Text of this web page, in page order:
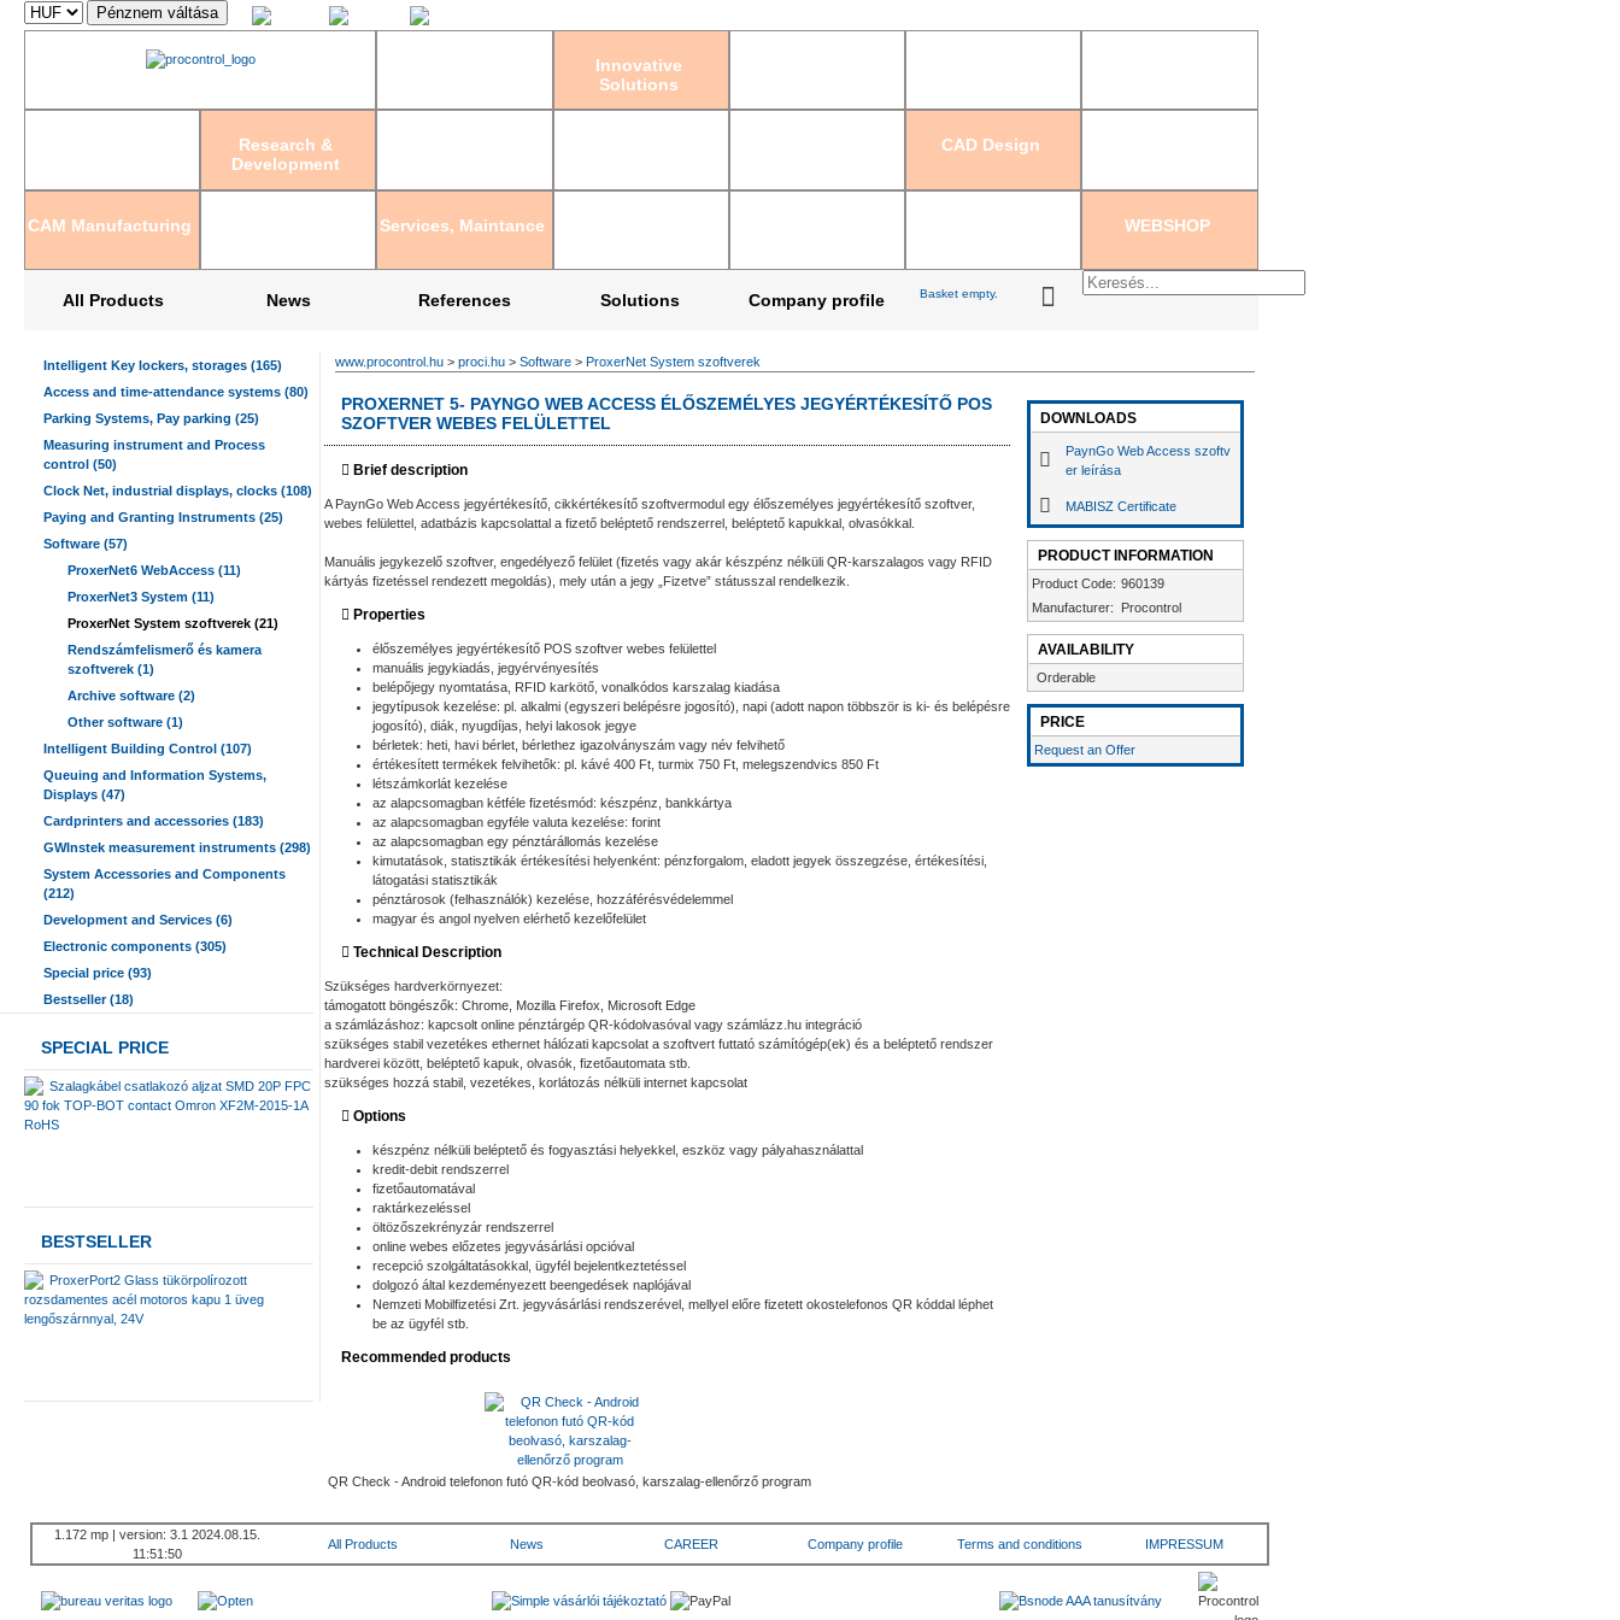
Innovative
Solutions
Research &
Development
CAD Design
CAM Manufacturing Services, Maintance WEBSHOP
All Products News References Solutions Company profile Basket empty.
Intelligent Key lockers, storages (165)
Access and time-attendance systems (80)
Parking Systems, Pay parking (25)
Measuring instrument and Process
control (50)
Clock Net, industrial displays, clocks (108)
Paying and Granting Instruments (25)
Software (57)
ProxerNet6 WebAccess (11)
ProxerNet3 System (11)
ProxerNet System szoftverek (21)
Rendszámfelismerő és kamera
szoftverek (1)
Archive software (2)
Other software (1)
Intelligent Building Control (107)
Queuing and Information Systems,
Displays (47)
Cardprinters and accessories (183)
GWInstek measurement instruments (298)
System Accessories and Components
(212)
Development and Services (6)
Electronic components (305)
Special price (93)
Bestseller (18)
SPECIAL PRICE
Szalagkábel csatlakozó aljzat SMD 20P FPC
90 fok TOP-BOT contact Omron XF2M-2015-1A
RoHS
BESTSELLER
ProxerPort2 Glass tükörpolírozott
rozsdamentes acél motoros kapu 1 üveg
lengőszárnnyal, 24V
www.procontrol.hu > proci.hu > Software > ProxerNet System szoftverek
PROXERNET 5- PAYNGO WEB ACCESS ÉLŐSZEMÉLYES JEGYÉRTÉKESÍTŐ POS
SZOFTVER WEBES FELÜLETTEL
Brief description
A PaynGo Web Access jegyértékesítő, cikkértékesítő szoftvermodul egy élőszemélyes jegyértékesítő szoftver,
webes felülettel, adatbázis kapcsolattal a fizető beléptető rendszerrel, beléptető kapukkal, olvasókkal.
Manuális jegykezelő szoftver, engedélyező felület (fizetés vagy akár készpénz nélküli QR-karszalagos vagy RFID
kártyás fizetéssel rendezett megoldás), mely után a jegy „Fizetve” státusszal rendelkezik.
Properties
élőszemélyes jegyértékesítő POS szoftver webes felülettel
manuális jegykiadás, jegyérvényesítés
belépőjegy nyomtatása, RFID karkötő, vonalkódos karszalag kiadása
jegytípusok kezelése: pl. alkalmi (egyszeri belépésre jogosító), napi (adott napon többször is ki- és belépésre
jogosító), diák, nyugdíjas, helyi lakosok jegye
bérletek: heti, havi bérlet, bérlethez igazolványszám vagy név felvihető
értékesített termékek felvihetők: pl. kávé 400 Ft, turmix 750 Ft, melegszendvics 850 Ft
létszámkorlát kezelése
az alapcsomagban kétféle fizetésmód: készpénz, bankkártya
az alapcsomagban egyféle valuta kezelése: forint
az alapcsomagban egy pénztárállomás kezelése
kimutatások, statisztikák értékesítési helyenként: pénzforgalom, eladott jegyek összegzése, értékesítési,
látogatási statisztikák
pénztárosok (felhasználók) kezelése, hozzáférésvédelemmel
magyar és angol nyelven elérhető kezelőfelület
Technical Description
Szükséges hardverkörnyezet:
támogatott böngészők: Chrome, Mozilla Firefox, Microsoft Edge
a számlázáshoz: kapcsolt online pénztárgép QR-kódolvasóval vagy számlázz.hu integráció
szükséges stabil vezetékes ethernet hálózati kapcsolat a szoftvert futtató számítógép(ek) és a beléptető rendszer
hardverei között, beléptető kapuk, olvasók, fizetőautomata stb.
szükséges hozzá stabil, vezetékes, korlátozás nélküli internet kapcsolat
Options
készpénz nélküli beléptető és fogyasztási helyekkel, eszköz vagy pályahasználattal
kredit-debit rendszerrel
fizetőautomatával
raktárkezeléssel
öltözőszekrényzár rendszerrel
online webes előzetes jegyvásárlási opcióval
recepció szolgáltatásokkal, ügyfél bejelentkeztetéssel
dolgozó által kezdeményezett beengedések naplójával
Nemzeti Mobilfizetési Zrt. jegyvásárlási rendszerével, mellyel előre fizetett okostelefonos QR kóddal léphet
be az ügyfél stb.
Recommended products
QR Check - Android telefonon futó QR-kód beolvasó, karszalag-ellenőrző program
DOWNLOADS
PaynGo Web Access szoftv
er leírása
MABISZ Certificate
PRODUCT INFORMATION
Product Code: 960139
Manufacturer:
Procontrol
AVAILABILITY
Orderable
PRICE
Request an Offer
1.172 mp | version: 3.1 2024.08.15.
11:51:50
All Products News CAREER Company profile Terms and conditions IMPRESSUM